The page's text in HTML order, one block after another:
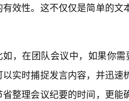
有效性。这不仅仅是简单的
如，在团队会议中，如果你
实时捕捉发言内容，并迅
省整理会议纪要的时间，更